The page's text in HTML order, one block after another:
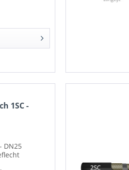
1SC -
DN25